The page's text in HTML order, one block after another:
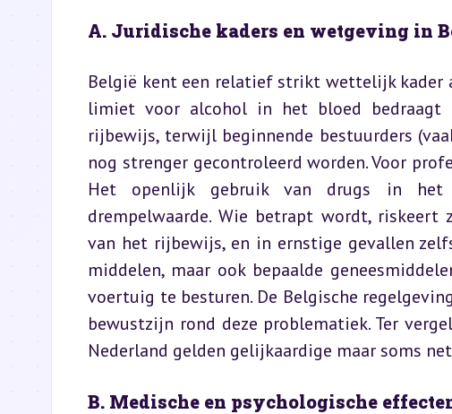
A. Juridische kaders en wetgeving in
België kent een relatief strikt wettelijk kader
limiet voor alcohol in het bloed bedraagt
rijbewijs, terwijl beginnende bestuurders
nog strenger gecontroleerd worden. Voor
Het openlijk gebruik van drugs in het
drempelwaarde. Wie betrapt wordt,
van het rijbewijs, en in ernstige gevallen
middelen, maar ook bepaalde
voertuig te besturen. De Belgische
bewustzijn rond deze problematiek. Ter
Nederland gelden gelijkaardige maar soms
B. Medische en psychologische